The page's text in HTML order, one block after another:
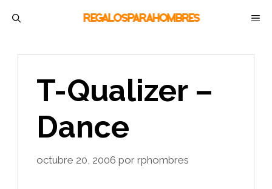
T-Qualizer –
Dance
octubre 20, 2006 por rphombres